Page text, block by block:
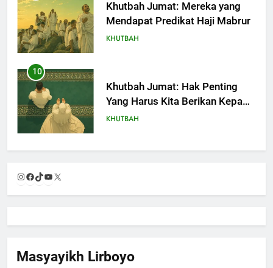
Khutbah Jumat: Mereka yang
Mendapat Predikat Haji Mabrur
KHUTBAH
10
Khutbah Jumat: Hak Penting
Yang Harus Kita Berikan Kepada
Istri
KHUTBAH
11
Ranumnya Buah Ketakwaan
Instagram
Facebook
TikTok
YouTube
Masyayikh Lirboyo